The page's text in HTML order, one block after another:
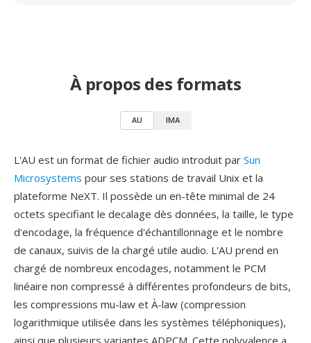
À propos des formats
AU IMA
L'AU est un format de fichier audio introduit par Sun
Microsystems pour ses stations de travail Unix et la
plateforme NeXT. Il possède un en-tête minimal de 24
octets specifiant le decalage dès données, la taille, le type
d'encodage, la fréquence d'échantillonnage et le nombre
de canaux, suivis de la chargé utile audio. L'AU prend en
chargé de nombreux encodages, notamment le PCM
linéaire non compressé à différentes profondeurs de bits,
les compressions mu-law et À-law (compression
logarithmique utilisée dans les systèmes téléphoniques),
ainsi que plusieurs variantes ADPCM. Cette polyvalence a